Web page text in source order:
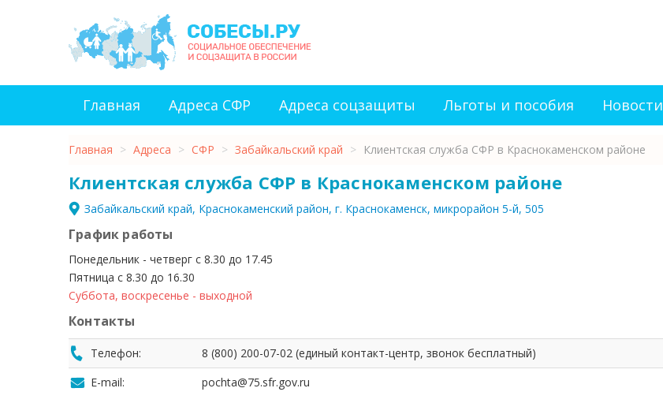
Главная Адреса СФР Адреса соцзащиты Льготы и пособия Новости
Главная > Адреса > СФР > Забайкальский край > Клиентская служба СФР в Краснокаменском районе
Клиентская служба СФР в Краснокаменском районе
Забайкальский край, Краснокаменский район, г. Краснокаменск, микрорайон 5-й, 505
График работы
Понедельник - четверг с 8.30 до 17.45
Пятница с 8.30 до 16.30
Суббота, воскресенье - выходной
Контакты
Телефон:
8 (800) 200-07-02 (единый контакт-центр, звонок бесплатный)
E-mail:
pochta@75.sfr.gov.ru